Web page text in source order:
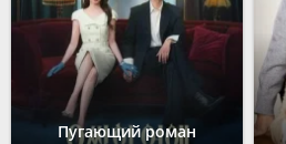
Пугающий роман